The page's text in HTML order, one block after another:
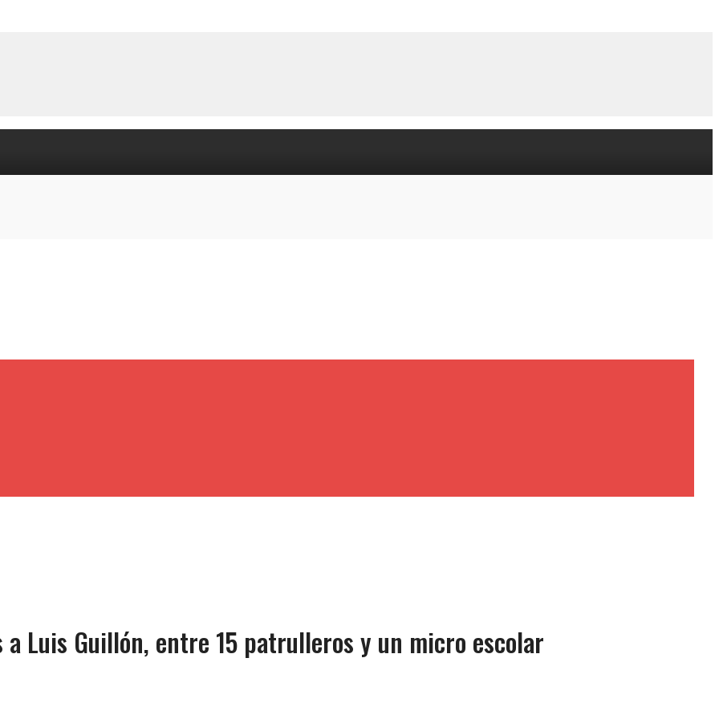
Luis Guillón, entre 15 patrulleros y un micro escolar